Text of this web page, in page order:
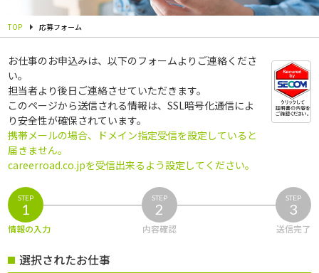
TOP 応募フォーム
お仕事のお申込みは、以下のフォームよりご連絡くださ
い。
担当者より後日ご連絡させていただきます。
このページから送信される情報は、SSL暗号化通信によ
り安全性が確保されています。
携帯メールの場合、ドメイン指定受信を設定していると
届きません。
careerroad.co.jpを受信出来るよう設定してください。
STEP
1
情報の入力
STEP
2
内容確認
STEP
3
送信完了
選択されたお仕事